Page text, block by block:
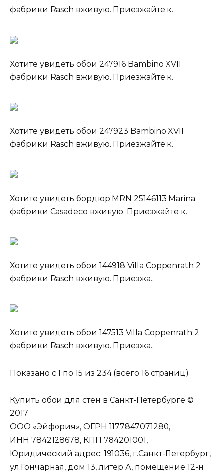
фабрики Rasch вживую. Приезжайте к.
Хотите увидеть обои 247916 Bambino XVII
фабрики Rasch вживую. Приезжайте к.
Хотите увидеть обои 247923 Bambino XVII
фабрики Rasch вживую. Приезжайте к.
Хотите увидеть бордюр MRN 25146113 Marina
фабрики Casadeco вживую. Приезжайте к.
Хотите увидеть обои 144918 Villa Coppenrath 2
фабрики Rasch вживую. Приезжа..
Хотите увидеть обои 147513 Villa Coppenrath 2
фабрики Rasch вживую. Приезжа..
Показано с 1 по 15 из 234 (всего 16 страниц)
Купить обои для стен в Санкт-Петербурге ©
2017
ООО «Эйфория», ОГРН 1177847071280,
ИНН 7842128678, КПП 784201001,
Юридический адрес: 191036, г.Санкт-Петербург,
ул.Гончарная, дом 13, литер А, помещение 12-н